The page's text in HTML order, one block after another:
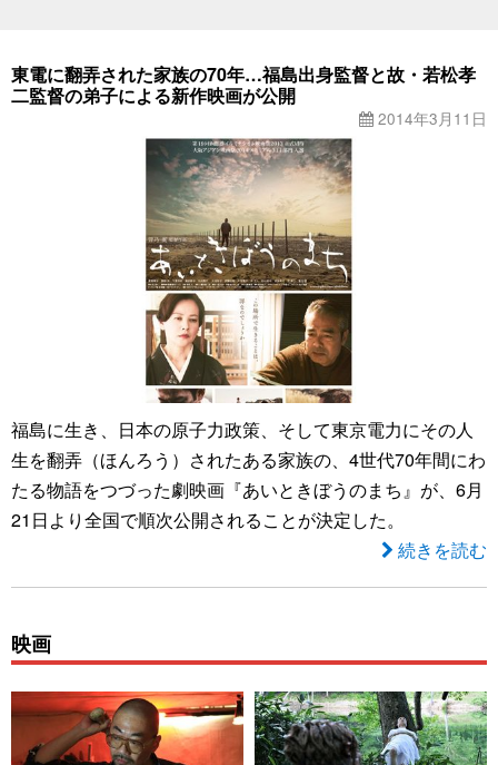
東電に翻弄された家族の70年…福島出身監督と故・若松孝
二監督の弟子による新作映画が公開
2014年3月11日
福島に生き、日本の原子力政策、そして東京電力にその人
生を翻弄（ほんろう）されたある家族の、4世代70年間にわ
たる物語をつづった劇映画『あいときぼうのまち』が、6月
21日より全国で順次公開されることが決定した。
続きを読む
映画